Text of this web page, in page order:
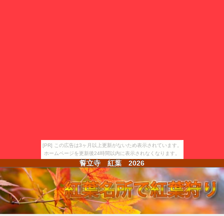
[PR] この広告は3ヶ月以上更新がないため表示されています。
ホームページを更新後24時間以内に表示されなくなります。
誓立寺 紅葉 2026